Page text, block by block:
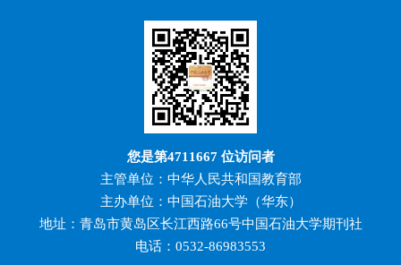
您是第4711667位访问者
主管单位：中华人民共和国教育部
主办单位：中国石油大学（华东）
地址：青岛市黄岛区长江西路66号中国石油大学期刊社
电话：0532-86983553